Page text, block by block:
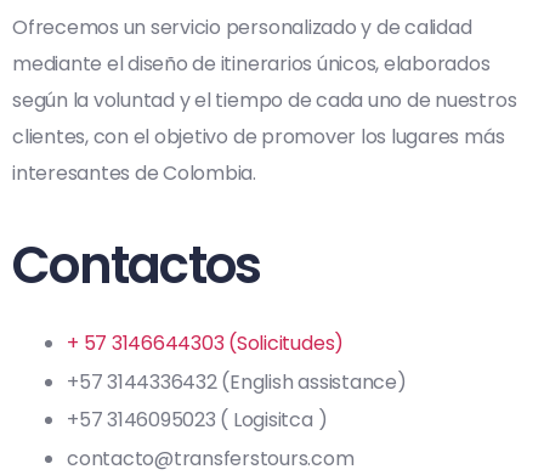
Ofrecemos un servicio personalizado y de calidad
mediante el diseño de itinerarios únicos, elaborados
según la voluntad y el tiempo de cada uno de nuestros
clientes, con el objetivo de promover los lugares más
interesantes de Colombia.
Contactos
+ 57 3146644303 (Solicitudes)
+57 3144336432 (English assistance)
+57 3146095023 ( Logisitca )
contacto@transferstours.com